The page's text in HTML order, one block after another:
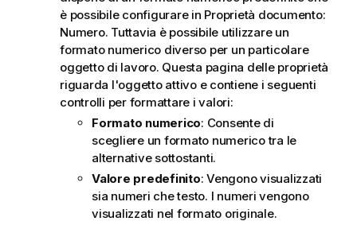
è possibile configurare in Proprietà documento:
Numero. Tuttavia è possibile utilizzare un
formato numerico diverso per un particolare
oggetto di lavoro. Questa pagina delle proprietà
riguarda l'oggetto attivo e contiene i seguenti
controlli per formattare i valori:
Formato numerico: Consente di
scegliere un formato numerico tra le
alternative sottostanti.
Valore predefinito: Vengono visualizzati
sia numeri che testo. I numeri vengono
visualizzati nel formato originale.